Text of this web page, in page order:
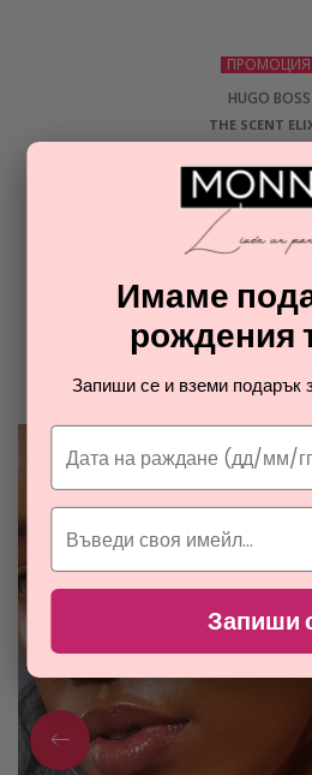
ПРОМОЦИЯ
HUGO BOSS
THE SCENT
парфюмна вода
69,33 €
ОТ РАЯ НА
Разгледайте най-новите ни
Имаме
рождения
Запиши се и вземи подарък
Запиши